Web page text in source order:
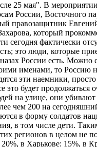
25 мая". В
России, Восточного
правозащитник
который
фактически
это люди, которые
России есть. Можно
именами, то Россию
эти наемники,
будет продолжаться
на улице, они
чем 200 на
в форму солдатов
в том числе дети.
регионов в целом не
в Харькове: 15%, в